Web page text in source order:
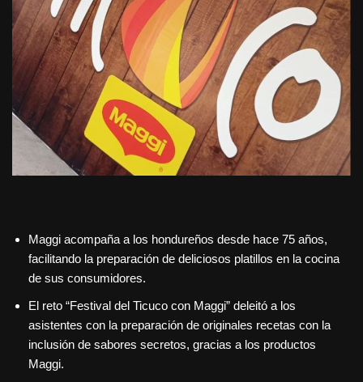
Maggi acompaña a los hondureños desde hace 75 años,
facilitando la preparación de deliciosos platillos en la cocina
de sus consumidores.
El reto “Festival del Ticuco con Maggi” deleitó a los
asistentes con la preparación de originales recetas con la
inclusión de sabores secretos, gracias a los productos
Maggi.